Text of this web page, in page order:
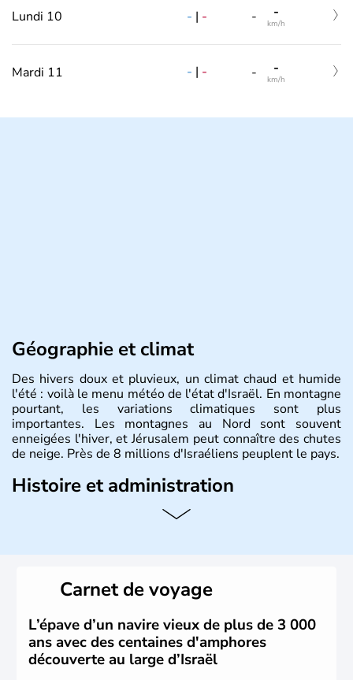
Lundi 10 - | - - -
km/h
Mardi 11 - | - - -
km/h
Géographie et climat
Des hivers doux et pluvieux, un climat chaud et humide
l'été : voilà le menu météo de l'état d'Israël. En montagne
pourtant, les variations climatiques sont plus
importantes. Les montagnes au Nord sont souvent
enneigées l'hiver, et Jérusalem peut connaître des chutes
de neige. Près de 8 millions d'Israéliens peuplent le pays.
Histoire et administration
L'Israël est un état de la partie est de la Méditerranée,
vrai essor économique dans le domaine des nouvelles
Carnet de voyage
L’épave d’un navire vieux de plus de 3 000
ans avec des centaines d'amphores
découverte au large d’Israël